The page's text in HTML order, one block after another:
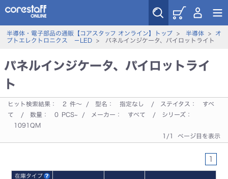
半導体・電子部品の通販【コアスタッフ オンライン】トップ> 半導体>
オ
プトエレクトロニクス －LED> パネルインジケータ、パイロットライト
パネルインジケータ、パイロットライ
ト
ヒット検索結果： 2 件～ / 型名： 指定なし / ステイタス：
すべ
て
/ 数量： 0 PCS~ / メーカー： すべて
/ シリーズ：
1091QM
1/1 ページ目を表示
1
在庫タイプ